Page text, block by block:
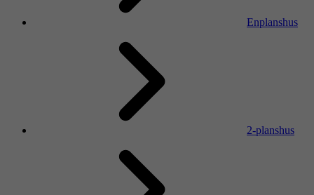
Enplanshus
2-planshus